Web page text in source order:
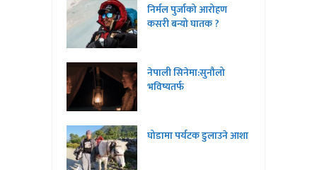
निर्मल पुर्जाको आरोहण
कसरी बन्यो घातक ?
नेपाली सिनेमा:सुनौलो
भविष्यतर्फ
घोडामा पर्यटक डुलाउने आशा